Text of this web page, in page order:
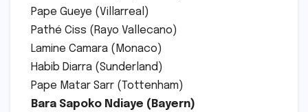
Pape Gueye (Villarreal)
Pathé Ciss (Rayo Vallecano)
Lamine Camara (Monaco)
Habib Diarra (Sunderland)
Pape Matar Sarr (Tottenham)
Bara Sapoko Ndiaye (Bayern)